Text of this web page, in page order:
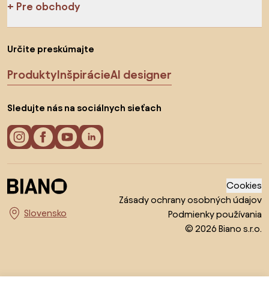
Pre obchody
Určite preskúmajte
ProduktyInšpirácieAI designer
Sledujte nás na sociálnych sieťach
Vyberte krajinu
Cookies
Zásady ochrany osobných údajov
Podmienky používania
© 2026 Biano s.r.o.